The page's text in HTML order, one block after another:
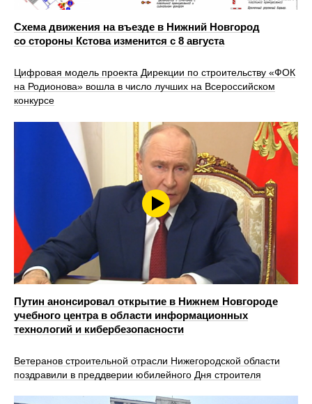
Схема движения на въезде в Нижний Новгород
со стороны Кстова изменится с 8 августа
Цифровая модель проекта Дирекции по строительству «ФОК
на Родионова» вошла в число лучших на Всероссийском
конкурсе
Путин анонсировал открытие в Нижнем Новгороде
учебного центра в области информационных
технологий и кибербезопасности
Ветеранов строительной отрасли Нижегородской области
поздравили в преддверии юбилейного Дня строителя